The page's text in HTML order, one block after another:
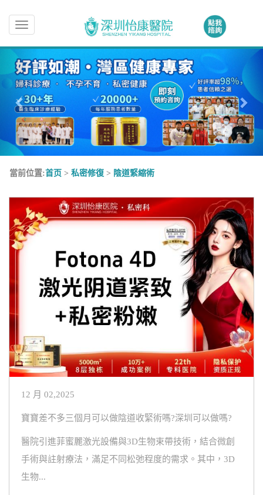
Toggle
navigation
當前位置:首页 > 私密修復 > 陰道緊縮術
12 月 02,2025
寶寶差不多三個月可以做陰道收緊術嗎?深圳可以做嗎?
醫院引進菲蜜麗激光設備與3D生物束帶技術，結合微創
手術與註射療法，滿足不同松弛程度的需求。其中，3D
生物...